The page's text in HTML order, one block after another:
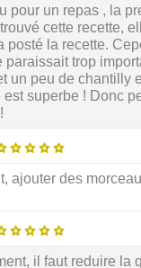
pour un repas , la
cette recette,
la recette.
trop
un peu de chantilly
superbe ! Donc
ajouter des
il faut reduire la